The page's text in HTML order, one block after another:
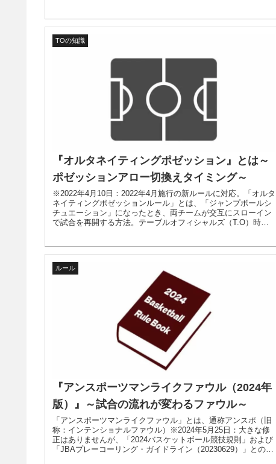
TOの知識
『オルタネイティングポゼッション』とは～
ポゼッションアロー切換えタイミング～
※2022年4月10日：2022年4月施行の新ルールに対応。「オルタ
ネイティングポゼッションルール」とは、「ジャンプボールシ
チュエーション」になったとき、両チームが交互にスローイン
で試合を再開する方法。テーブルオフィシャルズ（T.O）時の
ルール
『アンスポーツマンライクファウル（2024年
版）』～試合の流れが変わるファウル～
「アンスポーツマンライクファウル」とは、通称アンスポ（旧
称：インテンショナルファウル）※2024年5月25日：大きな修
正はありませんが、「2024バスケットボール競技規則」および
「JBAプレーコーリング・ガイドライン（20230629）」との整